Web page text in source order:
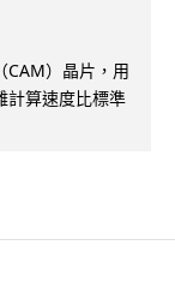
CAM）晶片，用
計算速度比標準